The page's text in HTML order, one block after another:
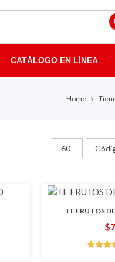
CATÁLOGO EN LÍNEA
Home
TE FRUTOS